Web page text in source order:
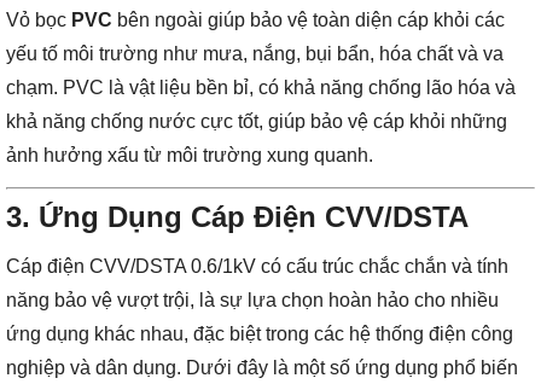
Vỏ bọc PVC bên ngoài giúp bảo vệ toàn diện cáp khỏi các
yếu tố môi trường như mưa, nắng, bụi bẩn, hóa chất và va
chạm. PVC là vật liệu bền bỉ, có khả năng chống lão hóa và
khả năng chống nước cực tốt, giúp bảo vệ cáp khỏi những
ảnh hưởng xấu từ môi trường xung quanh.
3. Ứng Dụng Cáp Điện CVV/DSTA
Cáp điện CVV/DSTA 0.6/1kV có cấu trúc chắc chắn và tính
năng bảo vệ vượt trội, là sự lựa chọn hoàn hảo cho nhiều
ứng dụng khác nhau, đặc biệt trong các hệ thống điện công
nghiệp và dân dụng. Dưới đây là một số ứng dụng phổ biến